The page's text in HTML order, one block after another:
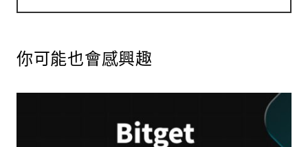
你可能也會感興趣